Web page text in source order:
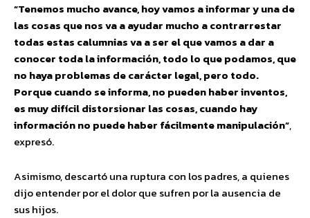
“Tenemos mucho avance, hoy vamos a informar y una de
las cosas que nos va a ayudar mucho a contrarrestar
todas estas calumnias va a ser el que vamos a dar a
conocer toda la información, todo lo que podamos, que
no haya problemas de carácter legal, pero todo.
Porque cuando se informa, no pueden haber inventos,
es muy difícil distorsionar las cosas, cuando hay
información no puede haber fácilmente manipulación”,
expresó.
Asimismo, descartó una ruptura con los padres, a quienes
dijo entender por el dolor que sufren por la ausencia de
sus hijos.